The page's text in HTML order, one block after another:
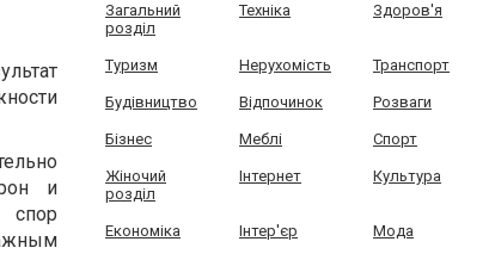
и
спор
Загальний
розділ
Техніка Здоров'я
Туризм Нерухомість Транспорт
Будівництво Відпочинок Розваги
Бізнес Меблі Спорт
Жіночий
розділ
Інтернет Культура
Економіка Інтер'єр Мода